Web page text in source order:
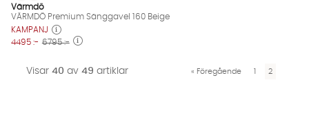
Värmdö
VÄRMDÖ Premium Sänggavel 160 Beige
KAMPANJ
4495 :- 6795 :-
Visar 40 av 49 artiklar « Föregående 2